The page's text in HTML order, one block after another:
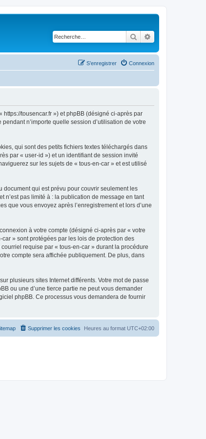
Rechercher
Connexion
S’enregistrer
tousencar.fr ») et phpBB (désigné ci-après par
n’importe quelle session d’utilisation de votre
qui sont des petits fichiers textes téléchargés dans
par « user-id ») et un identifiant de session invité
sur les sujets de « tous-en-car » et est utilisé
qui est prévu pour couvrir seulement les
n’est pas limité à : la publication de message en tant
que vous envoyez après l’enregistrement et lors d’une
à votre compte (désigné ci-après par « votre
» sont protégées par les lois de protection des
requise par « tous-en-car » durant la procédure
compte sera affichée publiquement. De plus, dans
plusieurs sites Internet différents. Votre mot de passe
ou une d’une tierce partie ne peut vous demander
phpBB. Ce processus vous demandera de fournir
Heures au format UTC+02:00
Supprimer les cookies